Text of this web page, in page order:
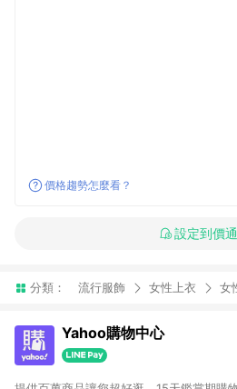
價格趨勢怎麼看？
設定到價
分類： 流行服飾 女性上衣 女
Yahoo購物中心